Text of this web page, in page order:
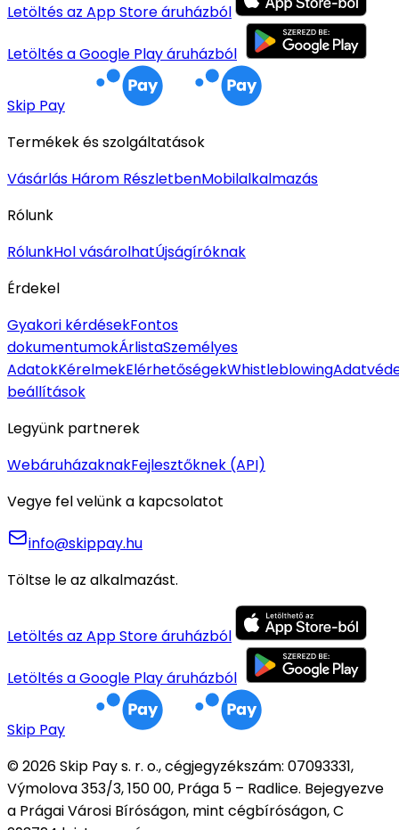
Letöltés az App Store áruházból
Letöltés a Google Play áruházból
Skip Pay
Termékek és szolgáltatások
Vásárlás Három RészletbenMobilalkalmazás
Rólunk
RólunkHol vásárolhatÚjságíróknak
Érdekel
Gyakori kérdésekFontos
dokumentumokÁrlistaSzemélyes
AdatokKérelmekElérhetőségekWhistleblowing
beállítások
Legyünk partnerek
WebáruházaknakFejlesztőknek (API)
Vegye fel velünk a kapcsolatot
info@skippay.hu
Töltse le az alkalmazást.
Letöltés az App Store áruházból
Letöltés a Google Play áruházból
Skip Pay
© 2026 Skip Pay s. r. o., cégjegyzékszám: 07093331,
Výmolova 353/3, 150 00, Prága 5 – Radlice. Bejegyezve
a Prágai Városi Bíróságon, mint cégbíróságon, C